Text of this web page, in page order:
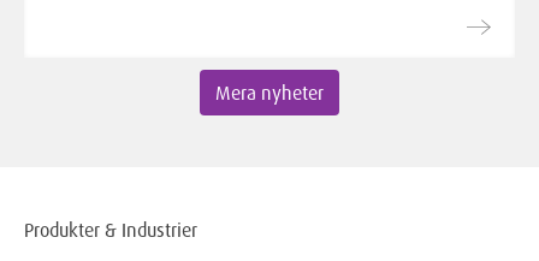
Mera nyheter
Produkter & Industrier